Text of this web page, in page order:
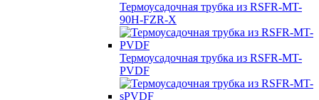
Термоусадочная трубка из RSFR-MT-
90H-FZR-X
Термоусадочная трубка из RSFR-MT-
PVDF